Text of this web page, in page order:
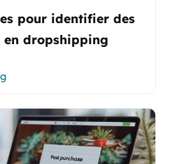
pour identifier des
dropshipping